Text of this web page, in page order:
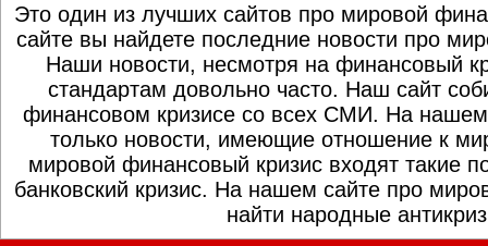
Это один из лучших сайтов про мировой
сайте вы найдете последние новости про
Наши новости, несмотря на финансовый
стандартам довольно часто. Наш сайт
финансовом кризисе со всех СМИ. На нашем
только новости, имеющие отношение к
мировой финансовый кризис входят такие
банковский кризис. На нашем сайте про
найти народные